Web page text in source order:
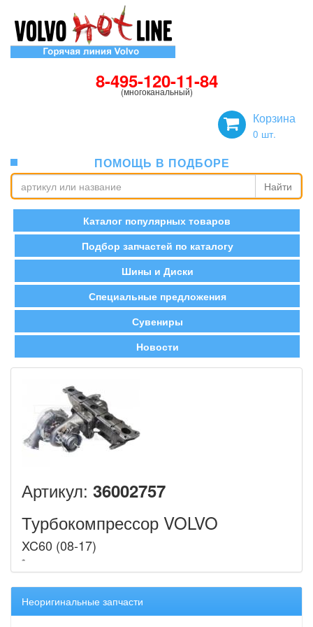
8-495-120-11-84
(многоканальный)
Корзина
0 шт.
ПОМОЩЬ В ПОДБОРЕ
Найти
Каталог популярных товаров
Подбор запчастей по каталогу
Шины и Диски
Специальные предложения
Сувениры
Новости
Артикул: 36002757
Турбокомпрессор VOLVO
XC60 (08-17)
Неоригинальные запчасти